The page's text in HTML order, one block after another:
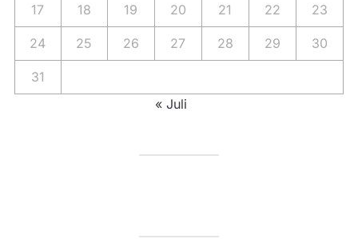
17 18 19 20 21 22 23
24 25 26 27 28 29 30
31
« Juli